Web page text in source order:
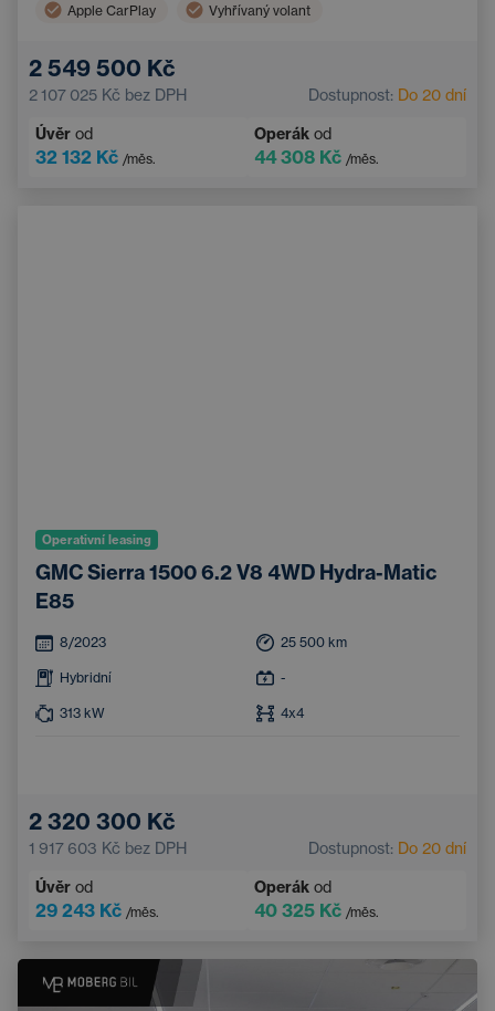
Apple CarPlay Vyhřívaný volant
Řadicí pádla pod volantem
Bezdrátové nabíjení mobilního telefonu
2 549 500 Kč
2 107 025 Kč bez DPH Dostupnost: Do 20 dní
Úvěr od
32 132 Kč /měs.
Operák od
44 308 Kč /měs.
Operativní leasing
GMC Sierra 1500 6.2 V8 4WD Hydra-Matic
E85
8/2023 25 500 km
Hybridní -
313 kW 4x4
2 320 300 Kč
1 917 603 Kč bez DPH Dostupnost: Do 20 dní
Úvěr od
29 243 Kč /měs.
Operák od
40 325 Kč /měs.